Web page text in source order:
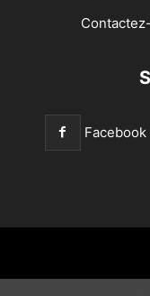
Facebook